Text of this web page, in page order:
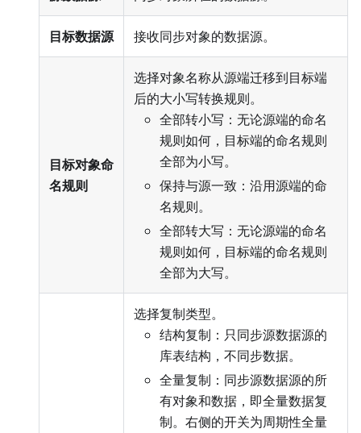
目标数据源 接收同步对象的数据源。
目标对象命
名规则
选择对象名称从源端迁移到目标端
后的大小写转换规则。
全部转小写：无论源端的命名
规则如何，目标端的命名规则
全部为小写。
保持与源一致：沿用源端的命
名规则。
全部转大写：无论源端的命名
规则如何，目标端的命名规则
全部为大写。
选择复制类型。
结构复制：只同步源数据源的
库表结构，不同步数据。
全量复制：同步源数据源的所
有对象和数据，即全量数据复
制。右侧的开关为周期性全量